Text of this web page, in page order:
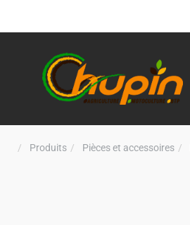
Produits Pièces et accessoires